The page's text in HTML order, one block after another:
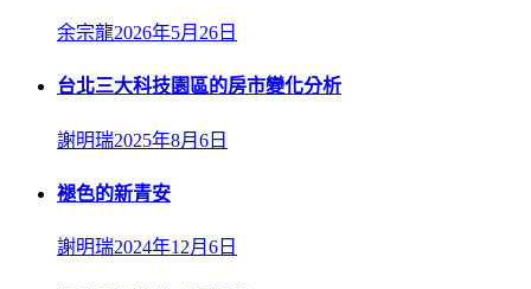
余宗龍2026年5月26日
台北三大科技園區的房市變化分析
謝明瑞2025年8月6日
褪色的新青安
謝明瑞2024年12月6日